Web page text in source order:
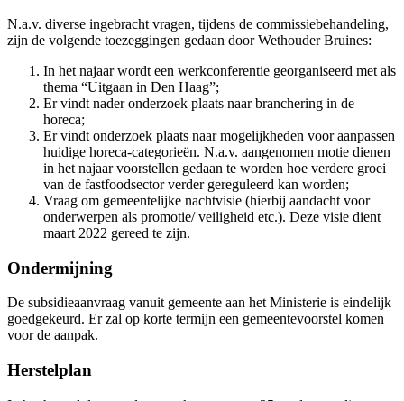
N.a.v. diverse ingebracht vragen, tijdens de commissiebehandeling,
zijn de volgende toezeggingen gedaan door Wethouder Bruines:
In het najaar wordt een werkconferentie georganiseerd met als
thema “Uitgaan in Den Haag”;
Er vindt nader onderzoek plaats naar branchering in de
horeca;
Er vindt onderzoek plaats naar mogelijkheden voor aanpassen
huidige horeca-categorieën. N.a.v. aangenomen motie dienen
in het najaar voorstellen gedaan te worden hoe verdere groei
van de fastfoodsector verder gereguleerd kan worden;
Vraag om gemeentelijke nachtvisie (hierbij aandacht voor
onderwerpen als promotie/ veiligheid etc.). Deze visie dient
maart 2022 gereed te zijn.
Ondermijning
De subsidieaanvraag vanuit gemeente aan het Ministerie is eindelijk
goedgekeurd. Er zal op korte termijn een gemeentevoorstel komen
voor de aanpak.
Herstelplan